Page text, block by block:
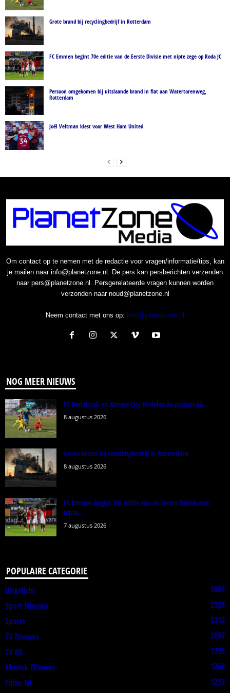
Grote brand bij recyclingbedrijf in Rotterdam
FC Emmen begint 70e editie van de Eerste Divisie met nipte zege op Roda JC
Persoon omgekomen bij uitslaande brand in flat aan Watertorenweg,
Rotterdam
Joël Veltman kiest voor West Ham United
Om contact op te nemen met de redactie voor vragen/informatie/tips, kan
je mailen naar info@planetzone.nl. De pers kan persberichten verzenden
naar pers@planetzone.nl. Persgerelateerde vragen kunnen worden
verzonden naar noud@planetzone.nl
Neem contact met ons op: Info@planetzone.nl
NOG MEER NIEUWS
FC Den Bosch en Almere City FC delen de punten bij...
8 augustus 2026
Grote brand bij recyclingbedrijf in Rotterdam
8 augustus 2026
FC Emmen begint 70e editie van de Eerste Divisie met
nipte...
7 augustus 2026
POPULAIRE CATEGORIE
Uitgelicht
5007
Sport Nieuws
2328
Sports
2212
TV Nieuws
2097
TV NL
1755
Muziek Nieuws
1268
Films NL
1253